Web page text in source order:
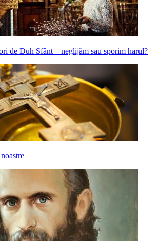
de Duh Sfânt – neglijăm sau sporim harul?